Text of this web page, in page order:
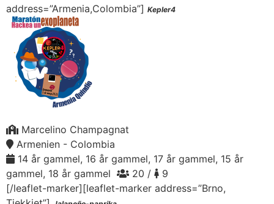
address=”Armenia,Colombia”] Kepler4
Marcelino Champagnat
Armenien - Colombia
14 år gammel, 16 år gammel, 17 år gammel, 15 år
gammel, 18 år gammel
20 /
9
[/leaflet-marker][leaflet-marker address=”Brno,